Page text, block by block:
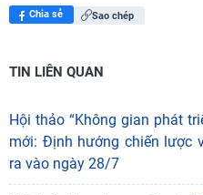
Chia sẻ Sao chép
TIN LIÊN QUAN
Hội thảo “Không gian phát
mới: Định hướng chiến lược
ra vào ngày 28/7